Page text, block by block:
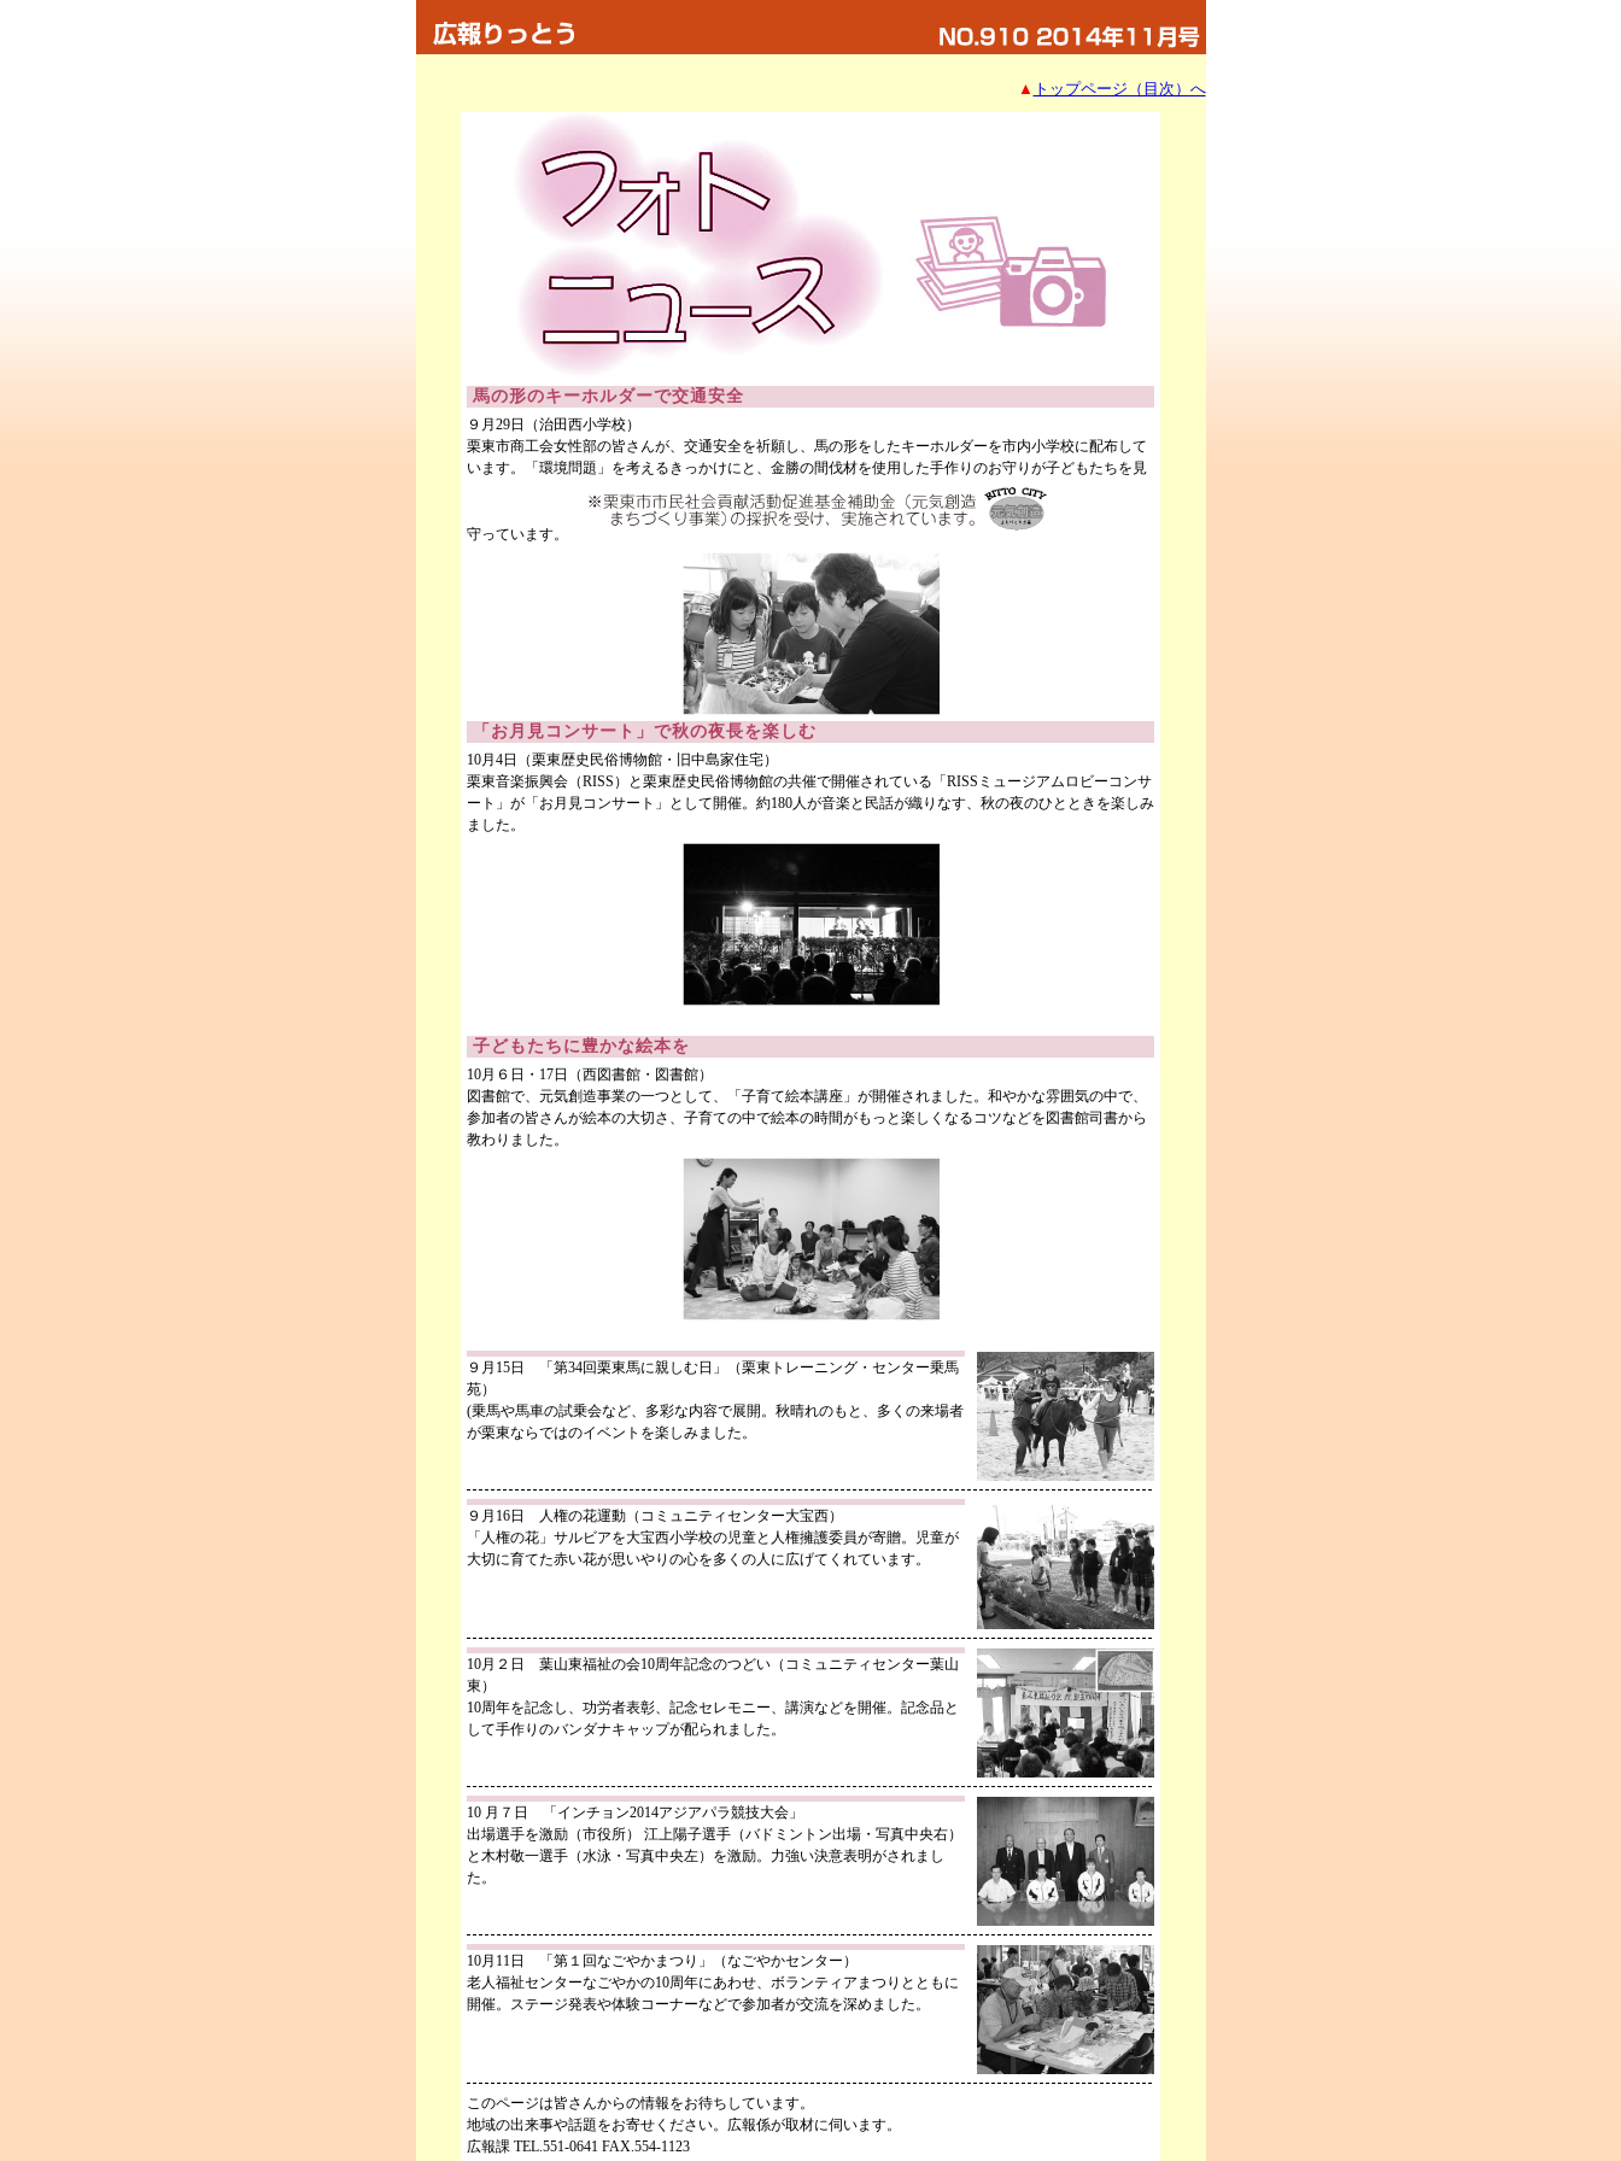
▲ トップページ（目次）へ
馬の形のキーホルダーで交通安全
９月29日（治田西小学校）
栗東市商工会女性部の皆さんが、交通安全を祈願し、馬の形をしたキーホルダーを市内小学校に配布して
います。「環境問題」を考えるきっかけにと、金勝の間伐材を使用した手作りのお守りが子どもたちを見
守っています。
「お月見コンサート」で秋の夜長を楽しむ
10月4日（栗東歴史民俗博物館・旧中島家住宅）
栗東音楽振興会（RISS）と栗東歴史民俗博物館の共催で開催されている「RISSミュージアムロビーコンサ
ート」が「お月見コンサート」として開催。約180人が音楽と民話が織りなす、秋の夜のひとときを楽しみ
ました。
子どもたちに豊かな絵本を
10月６日・17日（西図書館・図書館）
図書館で、元気創造事業の一つとして、「子育て絵本講座」が開催されました。和やかな雰囲気の中で、
参加者の皆さんが絵本の大切さ、子育ての中で絵本の時間がもっと楽しくなるコツなどを図書館司書から
教わりました。
９月15日 「第34回栗東馬に親しむ日」（栗東トレーニング・センター乗馬
苑）
(乗馬や馬車の試乗会など、多彩な内容で展開。秋晴れのもと、多くの来場者
が栗東ならではのイベントを楽しみました。
９月16日 人権の花運動（コミュニティセンター大宝西）
「人権の花」サルビアを大宝西小学校の児童と人権擁護委員が寄贈。児童が
大切に育てた赤い花が思いやりの心を多くの人に広げてくれています。
10月２日 葉山東福祉の会10周年記念のつどい（コミュニティセンター葉山
東）
10周年を記念し、功労者表彰、記念セレモニー、講演などを開催。記念品と
して手作りのバンダナキャップが配られました。
10 月７日 「インチョン2014アジアパラ競技大会」
出場選手を激励（市役所） 江上陽子選手（バドミントン出場・写真中央右）
と木村敬一選手（水泳・写真中央左）を激励。力強い決意表明がされまし
た。
10月11日 「第１回なごやかまつり」（なごやかセンター）
老人福祉センターなごやかの10周年にあわせ、ボランティアまつりとともに
開催。ステージ発表や体験コーナーなどで参加者が交流を深めました。
このページは皆さんからの情報をお待ちしています。
地域の出来事や話題をお寄せください。広報係が取材に伺います。
広報課 TEL.551-0641 FAX.554-1123